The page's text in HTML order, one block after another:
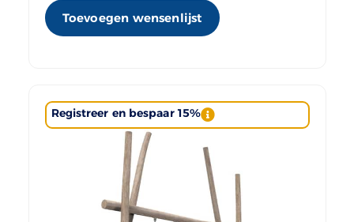
Toevoegen wensenlijst
Registreer en bespaar 15%